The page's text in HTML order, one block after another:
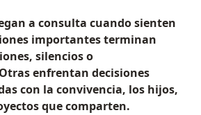
a consulta cuando sienten
importantes terminan
silencios o
enfrentan decisiones
con la convivencia, los hijos,
que comparten.